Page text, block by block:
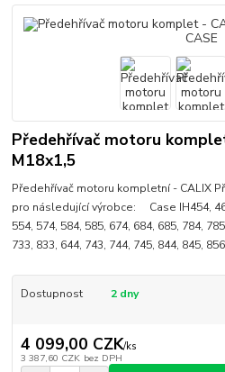
Předehřívač motoru
M18x1,5
Předehřívač motoru kompletní - CALIX
pro následující výrobce: Case IH454,
554, 574, 584, 585, 674, 684, 685, 784,
733, 833, 644, 743, 744, 745, 844, 845,
Dostupnost 2 dny
4 099,00 CZK/ks
3 387,60 CZK bez DPH